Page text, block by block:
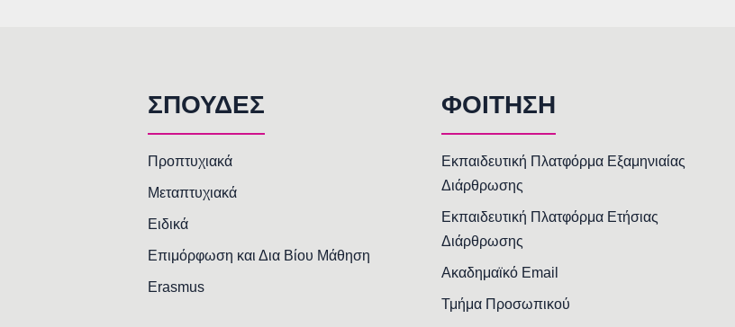
ΣΠΟΥΔΕΣ
Προπτυχιακά
Μεταπτυχιακά
Ειδικά
Επιμόρφωση και Δια Βίου Μάθηση
Erasmus
ΦΟΙΤΗΣΗ
Εκπαιδευτική Πλατφόρμα Εξαμηνιαίας
Διάρθρωσης
Εκπαιδευτική Πλατφόρμα Ετήσιας
Διάρθρωσης
Ακαδημαϊκό Email
Τμήμα Προσωπικού